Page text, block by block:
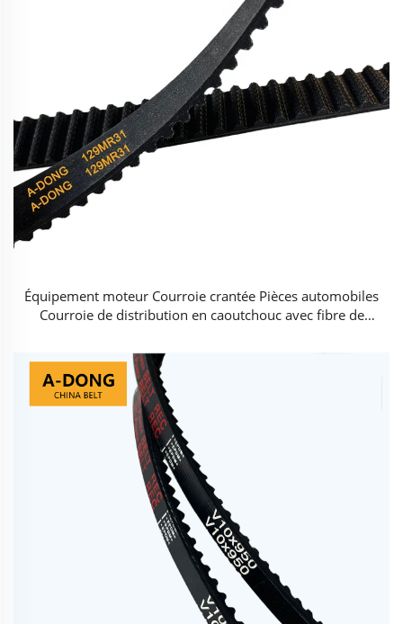
Équipement moteur Courroie crantée Pièces automobiles
Courroie de distribution en caoutchouc avec fibre de